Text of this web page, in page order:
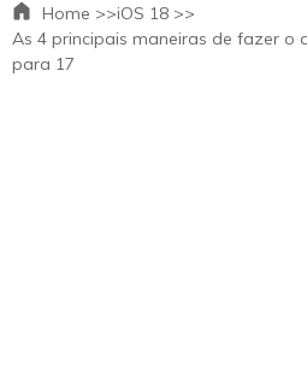
Home >>iOS 18 >>
As 4 principais maneiras de fazer o
para 17